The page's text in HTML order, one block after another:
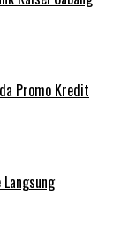
Promo Kredit